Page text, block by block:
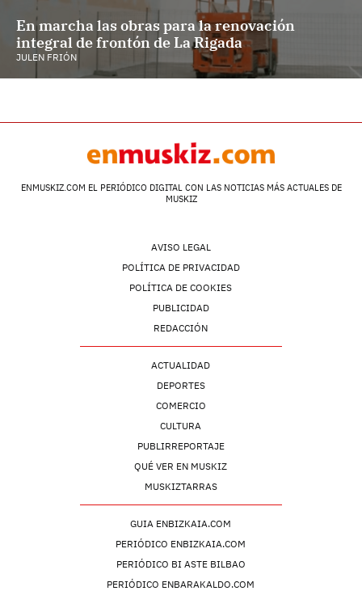
En marcha las obras para la renovación
integral de frontón de La Rigada
JULEN FRIÓN
ENMUSKIZ.COM EL PERIÓDICO DIGITAL CON LAS NOTICIAS MÁS ACTUALES DE
MUSKIZ
AVISO LEGAL
POLÍTICA DE PRIVACIDAD
POLÍTICA DE COOKIES
PUBLICIDAD
REDACCIÓN
ACTUALIDAD
DEPORTES
COMERCIO
CULTURA
PUBLIRREPORTAJE
QUÉ VER EN MUSKIZ
MUSKIZTARRAS
GUIA ENBIZKAIA.COM
PERIÓDICO ENBIZKAIA.COM
PERIÓDICO BI ASTE BILBAO
PERIÓDICO ENBARAKALDO.COM